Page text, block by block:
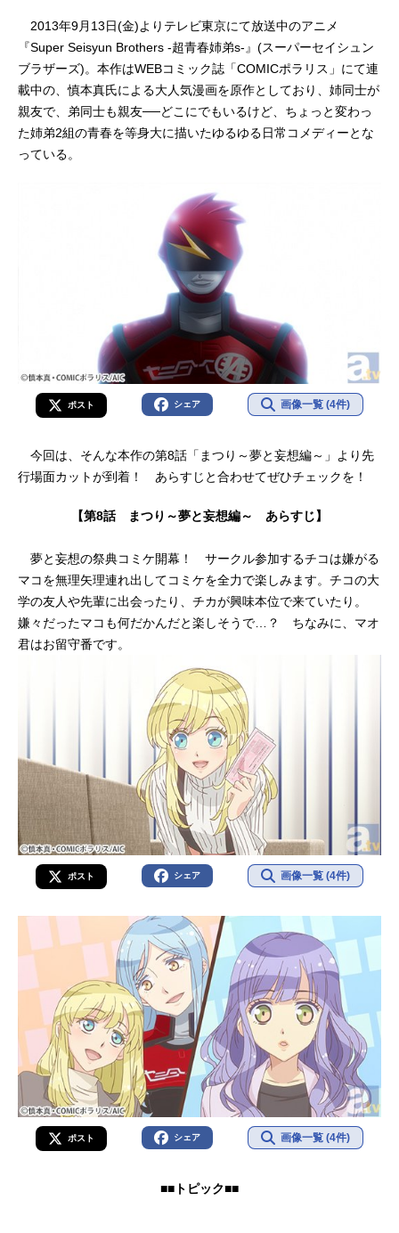
2013年9月13日(金)よりテレビ東京にて放送中のアニメ
『Super Seisyun Brothers -超青春姉弟s-』(スーパーセイシュン
ブラザーズ)。本作はWEBコミック誌「COMICポラリス」にて連
載中の、慎本真氏による大人気漫画を原作としており、姉同士が
親友で、弟同士も親友──どこにでもいるけど、ちょっと変わっ
た姉弟2組の青春を等身大に描いたゆるゆる日常コメディーとな
っている。
ポスト シェア 画像一覧 (4件)
今回は、そんな本作の第8話「まつり～夢と妄想編～」より先
行場面カットが到着！ あらすじと合わせてぜひチェックを！
【第8話 まつり～夢と妄想編～ あらすじ】
夢と妄想の祭典コミケ開幕！ サークル参加するチコは嫌がる
マコを無理矢理連れ出してコミケを全力で楽しみます。チコの大
学の友人や先輩に出会ったり、チカが興味本位で来ていたり。
嫌々だったマコも何だかんだと楽しそうで…？ ちなみに、マオ
君はお留守番です。
ポスト シェア 画像一覧 (4件)
ポスト シェア 画像一覧 (4件)
■■トピック■■